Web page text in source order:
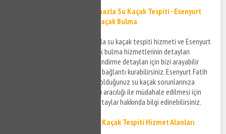
Esenyurt Fatih Mahallesi Cihazla Su Kaçak Tespiti - Esenyurt
Fatih Mahallesi Cihazlı Su Kaçak Bulma
Esenyurt Fatih Mahallesi cihazla su kaçak tespiti hizmeti ve Esenyurt
Fatih Mahallesi cihazlı su kaçak bulma hizmetlerinin detayları
hakkında bilgi almak ve ücretlendirme detayları için bizi arayabilir
akabinde anlaşmalı firmalar ile bağlantı kurabilirsiniz. Esenyurt Fatih
Mahallesi bölgesinde yaşamış olduğunuz su kaçak sorunlarınıza
cihazlı su kaçak tespit firmaları aracılığı ile müdahale edilmesi için
bizi en kısa sürede arayabilir detaylar hakkında bilgi edinebilirsiniz.
Esenyurt Fatih Mahallesi Su Kaçak Tespiti Hizmet Alanları